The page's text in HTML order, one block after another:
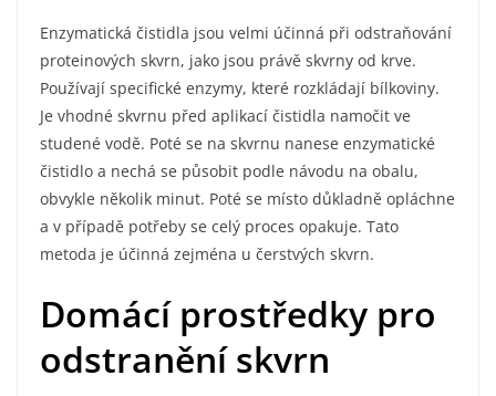
Enzymatická čistidla jsou velmi účinná při odstraňování
proteinových skvrn, jako jsou právě skvrny od krve.
Používají specifické enzymy, které rozkládají bílkoviny.
Je vhodné skvrnu před aplikací čistidla namočit ve
studené vodě. Poté se na skvrnu nanese enzymatické
čistidlo a nechá se působit podle návodu na obalu,
obvykle několik minut. Poté se místo důkladně opláchne
a v případě potřeby se celý proces opakuje. Tato
metoda je účinná zejména u čerstvých skvrn.
Domácí prostředky pro
odstranění skvrn